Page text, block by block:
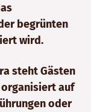
begrünten
wird.
steht Gästen
organisiert auf
oder